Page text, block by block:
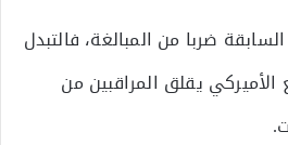
ضربا من المبالغة، فالتبدل
يقلق المراقبين من